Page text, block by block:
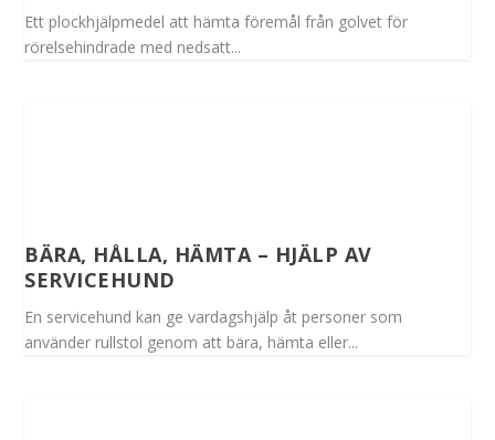
Ett plockhjälpmedel att hämta föremål från golvet för
rörelsehindrade med nedsatt...
BÄRA, HÅLLA, HÄMTA – HJÄLP AV
SERVICEHUND
En servicehund kan ge vardagshjälp åt personer som
använder rullstol genom att bära, hämta eller...